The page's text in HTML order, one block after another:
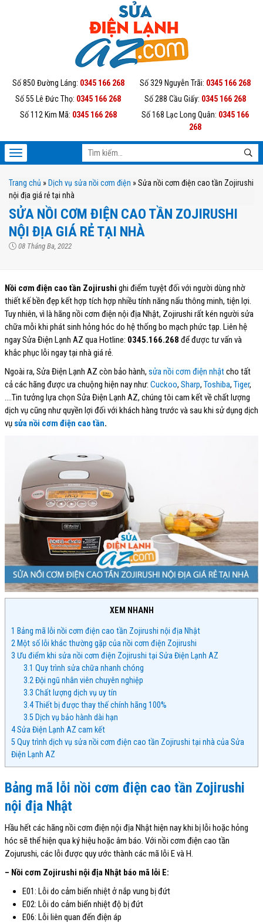
Số 850 Đường Láng: 0345 166 268 Số 329 Nguyễn Trãi: 0345 166 268
Số 55 Lê Đức Thọ: 0345 166 268 Số 288 Cầu Giấy: 0345 166 268
Số 112 Kim Mã: 0345 166 268 Số 168 Lạc Long Quân: 0345 166
268
Trang chủ » Dịch vụ sửa nồi cơm điện »Sửa nồi cơm điện cao tần Zojirushi
nội địa giá rẻ tại nhà
SỬA NỒI CƠM ĐIỆN CAO TẦN ZOJIRUSHI
NỘI ĐỊA GIÁ RẺ TẠI NHÀ
08 Tháng Ba, 2022
Nồi cơm điện cao tần Zojirushi ghi điểm tuyệt đối với người dùng nhờ
thiết kế bền đẹp kết hợp tích hợp nhiều tính năng nấu thông minh, tiện lợi.
Tuy nhiên, vì là hãng nồi cơm điện nội địa Nhật, Zojirushi rất kén người sửa
chữa mỗi khi phát sinh hỏng hóc do hệ thống bo mạch phức tạp. Liên hệ
ngay Sửa Điện Lạnh AZ qua Hotline: 0345.166.268 để được tư vấn và
khắc phục lỗi ngay tại nhà giá rẻ.
Ngoài ra, Sửa Điện Lạnh AZ còn bảo hành, sửa nồi cơm điện nhậtcho tất
cả các hãng được ưa chuộng hiện nay như: Cuckoo, Sharp, Toshiba, Tiger,
….Tin tưởng lựa chọn Sửa Điện Lạnh AZ, chúng tôi cam kết về chất lượng
dịch vụ cũng như quyền lợi đối với khách hàng trước và sau khi sử dụng dịch
vụ sửa nồi cơm điện cao tần.
XEM NHANH
1 Bảng mã lỗi nồi cơm điện cao tần Zojirushi nội địa Nhật
2 Một số lỗi khác thường gặp của nồi cơm điện Zojirushi
3 Ưu điểm khi sửa nồi cơm điện Zojirushi tại Sửa Điện Lạnh AZ
3.1 Quy trình sửa chữa nhanh chóng
3.2 Đội ngũ nhân viên chuyên nghiệp
3.3 Chất lượng dịch vụ uy tín
3.4Thiết bị được thay thế chính hãng 100%
3.5 Dịch vụ bảo hành dài hạn
4Sửa Điện Lạnh AZ cam kết
5Quy trình dịch vụ sửa nồi cơm điện cao tần Zojirushi tại nhà của Sửa
Điện Lạnh AZ
Bảng mã lỗi nồi cơm điện cao tần Zojirushi
nội địa Nhật
Hầu hết các hãng nồi cơm điện nội địa Nhật hiện nay khi bị lỗi hoặc hỏng
hóc sẽ thể hiện qua ký hiệu hoặc âm báo. Với nồi cơm điện cao tần
Zojurushi, các lỗi được quy ước thành các mã lỗi E và H.
– Nồi cơm Zojirushi nội địa Nhật báo mã lỗi E:
E01: Lỗi do cảm biến nhiệt ở nắp vung bị đứt
E02: Lỗi do cảm biến nhiệt độ bị đứt
E06: Lỗi liên quan đến điện áp